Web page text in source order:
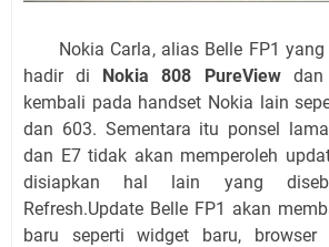
Nokia Carla, alias Belle FP1 yang
hadir di Nokia 808 PureView
kembali pada handset Nokia lain
dan 603. Sementara itu ponsel
dan E7 tidak akan memperoleh
disiapkan hal lain yang
Refresh.Update Belle FP1 akan
baru seperti widget baru, browser